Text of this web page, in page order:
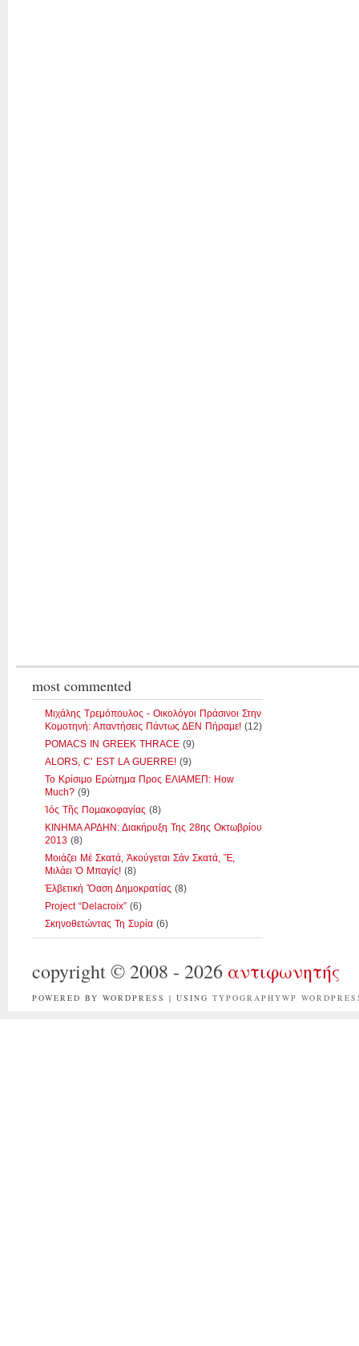
most commented
Μιχάλης Τρεμόπουλος - Οικολόγοι Πράσινοι Στην
Κομοτηνή: Απαντήσεις Πάντως ΔΕΝ Πήραμε! (12)
POMACS IN GREEK THRACE (9)
ALORS, C’ EST LA GUERRE! (9)
Το Κρίσιμο Ερώτημα Προς ΕΛΙΑΜΕΠ: How
Much? (9)
Ἰός Τῆς Ποµακοφαγίας (8)
ΚΙΝΗΜΑ ΑΡΔΗΝ: Διακήρυξη Της 28ης Οκτωβρίου
2013 (8)
Μοιάζει Μέ Σκατά, Ἀκούγεται Σάν Σκατά, Ἔ,
Μιλάει Ὁ Μπαγίς! (8)
Ἑλβετική Ὄαση Δηµοκρατίας (8)
Project “Delacroix” (6)
Σκηνοθετώντας Τη Συρία (6)
copyright © 2008 - 2026 αντιφωνητής
POWERED BY WORDPRESS | USING TYPOGRAPHYWP